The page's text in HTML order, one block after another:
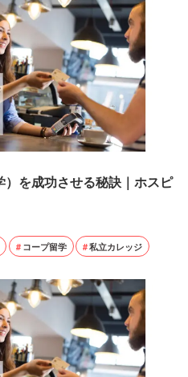
を成功させる秘訣｜ホスピ
コープ留学 私立カレッジ